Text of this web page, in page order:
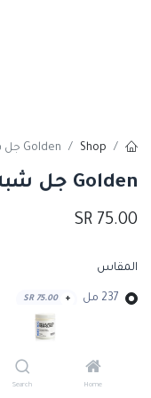
Home
Search
Shop Golden جل شبه لامع (عادي) #3040-5
Golden جل شبه لامع (عادي) #3040-5
75.00
المقاس
237 مل +
75.00
SR